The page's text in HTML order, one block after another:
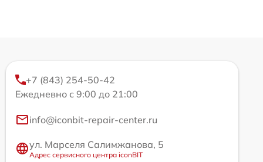
+7 (843) 254-50-42
Ежедневно с 9:00 до 21:00
info@iconbit-repair-center.ru
ул. Марселя Салимжанова, 5
Адрес сервисного центра iconBIT